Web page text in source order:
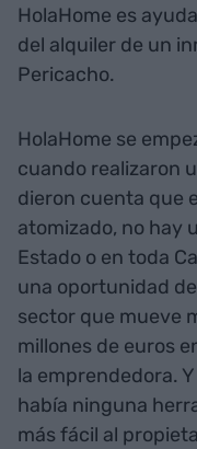
HolaHome es
del alquiler de un
Pericacho.
HolaHome se
cuando realizaron
dieron cuenta que
atomizado, no hay
Estado o en toda
una oportunidad
sector que mueve
millones de euros
la emprendedora.
había ninguna
más fácil al